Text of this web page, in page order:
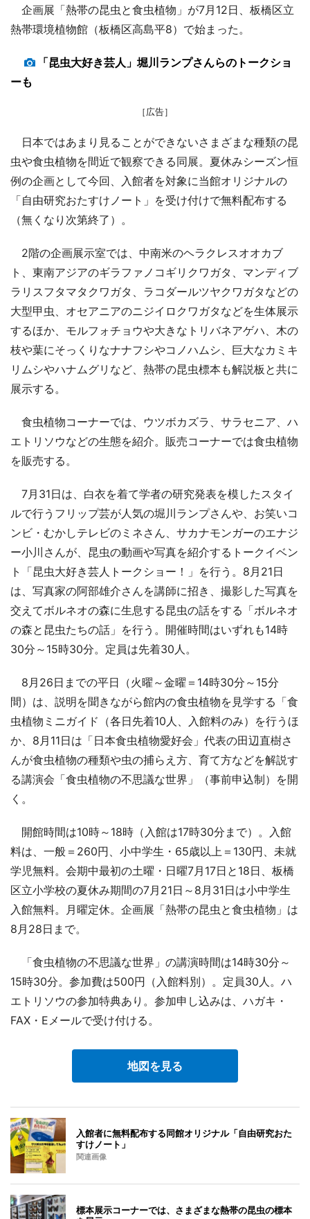
企画展「熱帯の昆虫と食虫植物」が7月12日、板橋区立
熱帯環境植物館（板橋区高島平8）で始まった。
「昆虫大好き芸人」堀川ランプさんらのトークショ
ーも
［広告］
日本ではあまり見ることができないさまざまな種類の昆
虫や食虫植物を間近で観察できる同展。夏休みシーズン恒
例の企画として今回、入館者を対象に当館オリジナルの
「自由研究おたすけノート」を受け付けで無料配布する
（無くなり次第終了）。
2階の企画展示室では、中南米のヘラクレスオオカブ
ト、東南アジアのギラファノコギリクワガタ、マンディブ
ラリスフタマタクワガタ、ラコダールツヤクワガタなどの
大型甲虫、オセアニアのニジイロクワガタなどを生体展示
するほか、モルフォチョウや大きなトリバネアゲハ、木の
枝や葉にそっくりなナナフシやコノハムシ、巨大なカミキ
リムシやハナムグリなど、熱帯の昆虫標本も解説板と共に
展示する。
食虫植物コーナーでは、ウツボカズラ、サラセニア、ハ
エトリソウなどの生態を紹介。販売コーナーでは食虫植物
を販売する。
7月31日は、白衣を着て学者の研究発表を模したスタイ
ルで行うフリップ芸が人気の堀川ランプさんや、お笑いコ
ンビ・むかしテレビのミネさん、サカナモンガーのエナジ
ー小川さんが、昆虫の動画や写真を紹介するトークイベン
ト「昆虫大好き芸人トークショー！」を行う。8月21日
は、写真家の阿部雄介さんを講師に招き、撮影した写真を
交えてボルネオの森に生息する昆虫の話をする「ボルネオ
の森と昆虫たちの話」を行う。開催時間はいずれも14時
30分～15時30分。定員は先着30人。
8月26日までの平日（火曜～金曜＝14時30分～15分
間）は、説明を聞きながら館内の食虫植物を見学する「食
虫植物ミニガイド（各日先着10人、入館料のみ）を行うほ
か、8月11日は「日本食虫植物愛好会」代表の田辺直樹さ
んが食虫植物の種類や虫の捕らえ方、育て方などを解説す
る講演会「食虫植物の不思議な世界」（事前申込制）を開
く。
開館時間は10時～18時（入館は17時30分まで）。入館
料は、一般＝260円、小中学生・65歳以上＝130円、未就
学児無料。会期中最初の土曜・日曜7月17日と18日、板橋
区立小学校の夏休み期間の7月21日～8月31日は小中学生
入館無料。月曜定休。企画展「熱帯の昆虫と食虫植物」は
8月28日まで。
「食虫植物の不思議な世界」の講演時間は14時30分～
15時30分。参加費は500円（入館料別）。定員30人。ハ
エトリソウの参加特典あり。参加申し込みは、ハガキ・
FAX・Eメールで受け付ける。
地図を見る
入館者に無料配布する同館オリジナル「自由研究おた
すけノート」
関連画像
標本展示コーナーでは、さまざまな熱帯の昆虫の標本